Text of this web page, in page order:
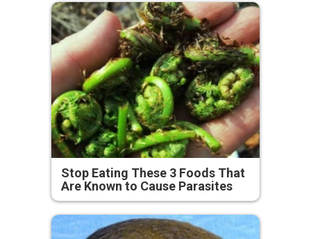
Stop Eating These 3 Foods That
Are Known to Cause Parasites